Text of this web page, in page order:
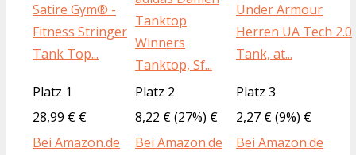
Satire Gym® -
Fitness Stringer
Tank Top...
Tanktop
Winners
Tanktop, Sf...
Under Armour
Herren UA Tech 2.0
Tank, at...
Platz 1 Platz 2
Platz 3
28,99 € €
8,22 € (27%) €
2,27 € (9%) €
Bei Amazon.de
Bei Amazon.de
Bei Amazon.de